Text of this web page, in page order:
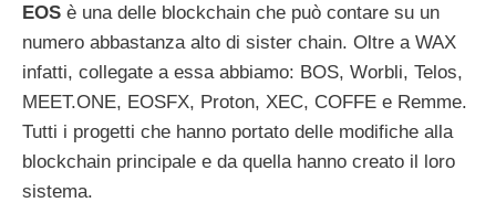
EOS è una delle blockchain che può contare su un
numero abbastanza alto di sister chain. Oltre a WAX
infatti, collegate a essa abbiamo: BOS, Worbli, Telos,
MEET.ONE, EOSFX, Proton, XEC, COFFE e Remme.
Tutti i progetti che hanno portato delle modifiche alla
blockchain principale e da quella hanno creato il loro
sistema.